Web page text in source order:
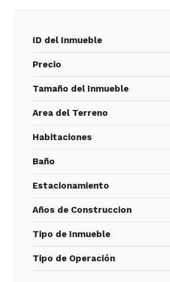
ID del Inmueble
Precio
Tamaño del Inmueble
Area del Terreno
Habitaciones
Baño
Estacionamiento
Años de Construccion
Tipo de Inmueble
Tipo de Operación